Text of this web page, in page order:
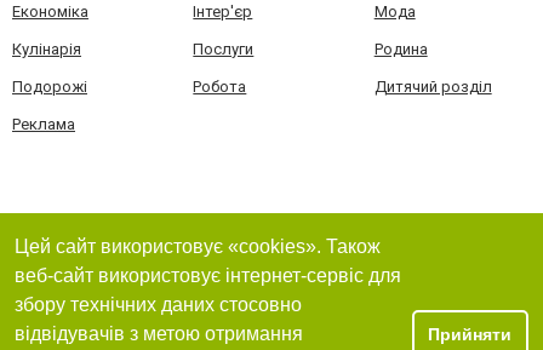
Економіка Інтер'єр Мода
Кулінарія Послуги Родина
Подорожі Робота Дитячий розділ
Реклама
Цей сайт використовує «cookies». Також
веб-сайт використовує інтернет-сервіс для
збору технічних даних стосовно
відвідувачів з метою отримання
Прийняти